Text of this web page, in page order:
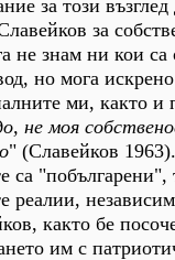
за този
за
не знам ни кои
но мога
ми, както и
не моя
" (Славейков
са
реалии,
както бе
им с